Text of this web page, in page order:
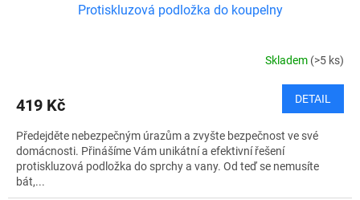
Protiskluzová podložka do koupelny
Skladem (>5 ks)
419 Kč DETAIL
Předejděte nebezpečným úrazům a zvyšte bezpečnost ve své
domácnosti. Přinášíme Vám unikátní a efektivní řešení
protiskluzová podložka do sprchy a vany. Od teď se nemusíte
bát,...